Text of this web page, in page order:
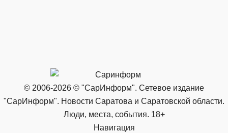
© 2006-2026 © "СарИнформ". Сетевое издание
"СарИнформ". Новости Саратова и Саратовской области.
Люди, места, события. 18+
Навигация